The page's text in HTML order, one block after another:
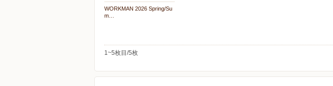
WORKMAN 2026 Spring/Su
m…
1~5枚目/5枚